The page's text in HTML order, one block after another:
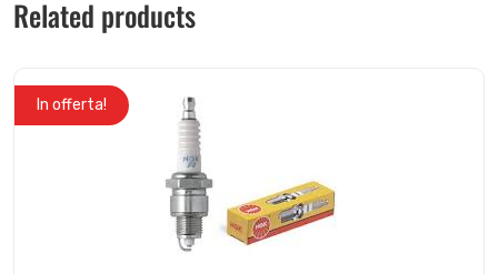
Related products
In offerta!